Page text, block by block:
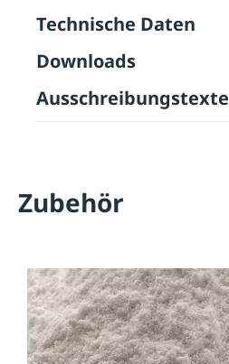
Technische Daten
Downloads
Ausschreibungstexte
Zubehör